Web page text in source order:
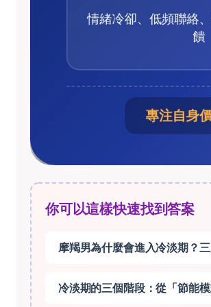
你可以這樣快速找到答案
摩羯男為什麼會進入冷淡期？
冷淡期的三個階段：從「節能